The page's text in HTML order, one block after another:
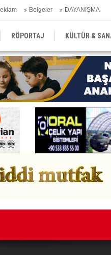
Belgeler DAYANIŞMA
RÖPORTAJ KÜLTÜR &
DERGİLER SEKTÖR